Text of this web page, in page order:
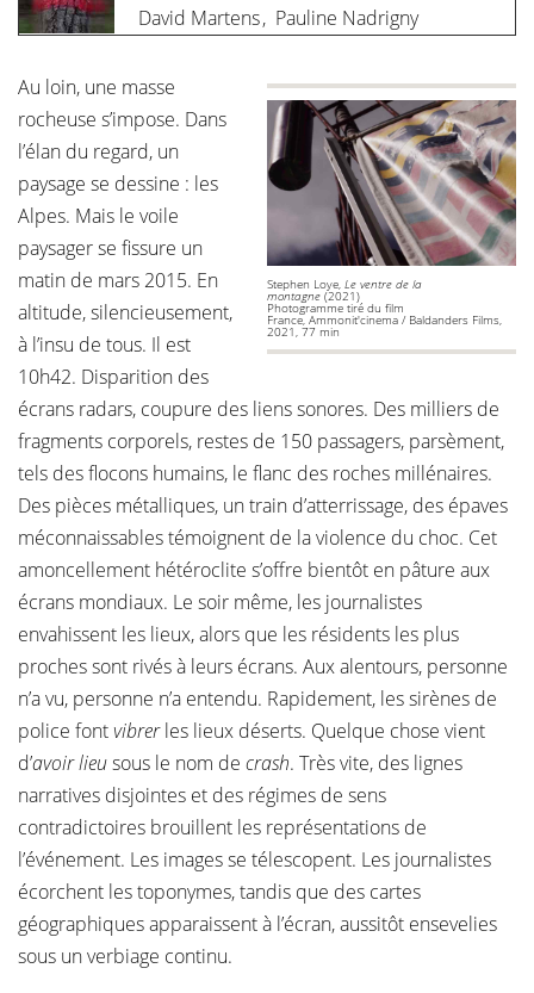
David Martens, Pauline Nadrigny
Stephen Loye, Le ventre de la
montagne (2021)
Photogramme tiré du film
France, Ammonit'cinema / Baldanders Films,
2021, 77 min
Au loin, une masse
rocheuse s’impose. Dans
l’élan du regard, un
paysage se dessine : les
Alpes. Mais le voile
paysager se fissure un
matin de mars 2015. En
altitude, silencieusement,
à l’insu de tous. Il est
10h42. Disparition des
écrans radars, coupure des liens sonores. Des milliers de
fragments corporels, restes de 150 passagers, parsèment,
tels des flocons humains, le flanc des roches millénaires.
Des pièces métalliques, un train d’atterrissage, des épaves
méconnaissables témoignent de la violence du choc. Cet
amoncellement hétéroclite s’offre bientôt en pâture aux
écrans mondiaux. Le soir même, les journalistes
envahissent les lieux, alors que les résidents les plus
proches sont rivés à leurs écrans. Aux alentours, personne
n’a vu, personne n’a entendu. Rapidement, les sirènes de
police fontvibrerles lieux déserts. Quelque chose vient
d’avoir lieusous le nom de crash. Très vite, des lignes
narratives disjointes et des régimes de sens
contradictoires brouillent les représentations de
l’événement. Les images se télescopent. Les journalistes
écorchent les toponymes, tandis que des cartes
géographiques apparaissent à l’écran, aussitôt ensevelies
sous un verbiage continu.